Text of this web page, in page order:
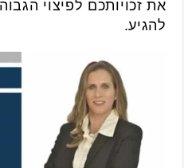
את זכויותכם לפיצוי
להגיע.